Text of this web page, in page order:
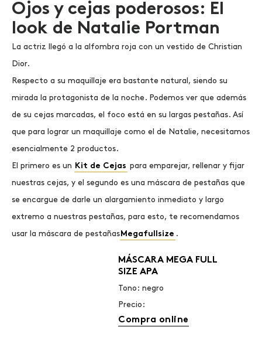
Ojos y cejas poderosos: El
look de Natalie Portman
La actriz llegó a la alfombra roja con un vestido de Christian
Dior.
Respecto a su maquillaje era bastante natural, siendo su
mirada la protagonista de la noche. Podemos ver que además
de su cejas marcadas, el foco está en su largas pestañas. Así
que para lograr un maquillaje como el de Natalie, necesitamos
esencialmente 2 productos.
El primero es un Kit de Cejas para emparejar, rellenar y fijar
nuestras cejas, y el segundo es una máscara de pestañas que
se encargue de darle un alargamiento inmediato y largo
extremo a nuestras pestañas, para esto, te recomendamos
usar la máscara de pestañasMegafullsize .
MÁSCARA MEGA FULL
SIZE APA
Tono: negro
Precio:
Compra online